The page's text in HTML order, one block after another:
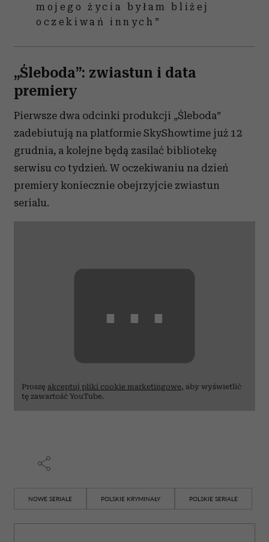
mojego życia byłam bliżej
oczekiwań innych”
„Śleboda”: zwiastun i data
premiery
Pierwsze dwa odcinki produkcji „Śleboda”
zadebiutują na platformie SkyShowtime już 12
grudnia, a kolejne będą zasilać bibliotekę
serwisu co tydzień. W oczekiwaniu na dzień
premiery koniecznie obejrzyjcie zwiastun
serialu.
⋯
Proszę akceptuj pliki cookie marketingowe, aby wyświetlić
tę zawartość YouTube.
NOWE SERIALE POLSKIE KRYMINAŁY POLSKIE SERIALE